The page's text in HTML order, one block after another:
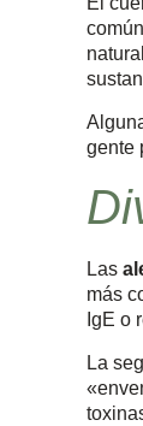
gente
Las
más
IgE o
La